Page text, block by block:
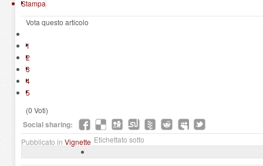
Stampa
Vota questo articolo
1
2
3
4
5
(0 Voti)
Social sharing:
Pubblicato in Vignette Etichettato sotto